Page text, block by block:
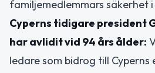
familjemedlemmars säkerhet
Cyperns tidigare president
har avlidit vid 94 års ålder:
ledare som bidrog till Cyperns